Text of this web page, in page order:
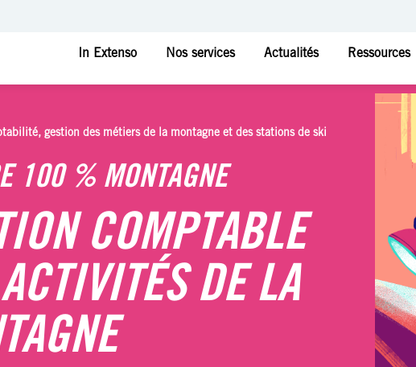
In Extenso Nos services Actualités Ressources
gestion des métiers de la montagne et des stations de ski
100 % MONTAGNE
COMPTABLE
DE LA